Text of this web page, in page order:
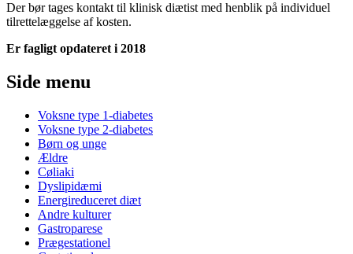
Der bør tages kontakt til klinisk diætist med henblik på individuel
tilrettelæggelse af kosten.
Er fagligt opdateret i 2018
Side menu
Voksne type 1-diabetes
Voksne type 2-diabetes
Børn og unge
Ældre
Cøliaki
Dyslipidæmi
Energireduceret diæt
Andre kulturer
Gastroparese
Prægestationel